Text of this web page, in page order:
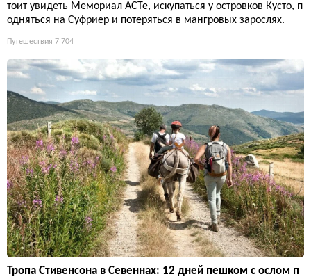
тоит увидеть Мемориал ACTe, искупаться у островков Кусто, п
одняться на Суфриер и потеряться в мангровых зарослях.
Путешествия 7 704
Тропа Стивенсона в Севеннах: 12 дней пешком с ослом п